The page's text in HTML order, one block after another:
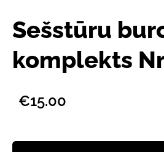
Sešstūru
komplekts
€15.00